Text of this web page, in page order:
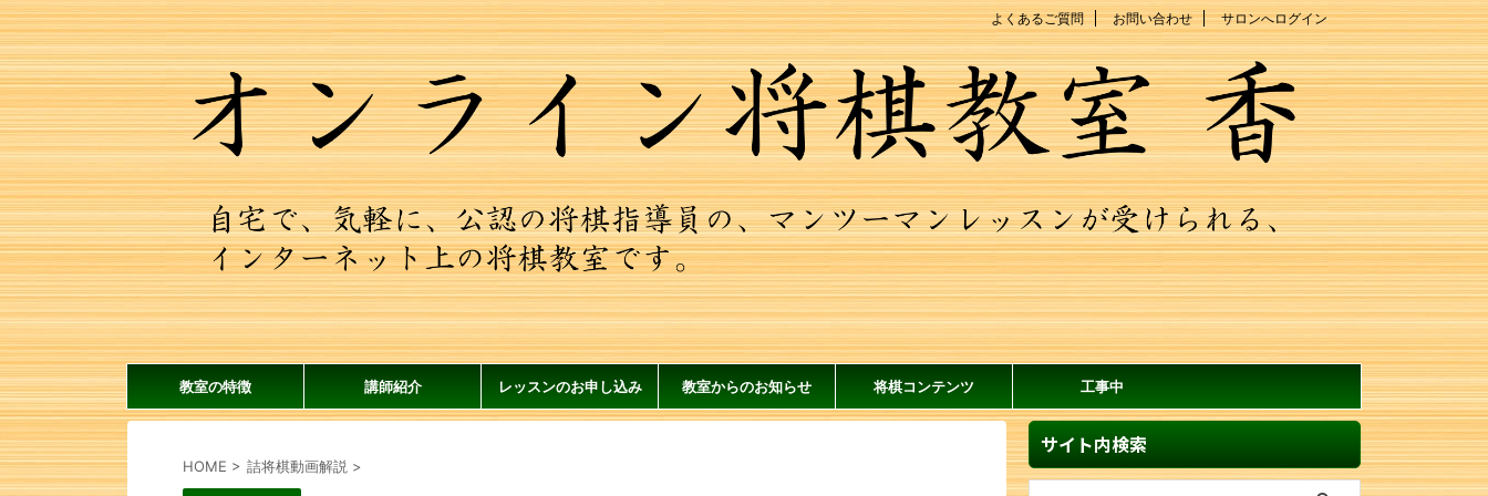
よくあるご質問 お問い合わせ サロンへログイン
教室の特徴 講師紹介 レッスンのお申し込み 教室からのお知らせ 将棋コンテンツ 工事中
HOME > 詰将棋動画解説 >
サイト内検索